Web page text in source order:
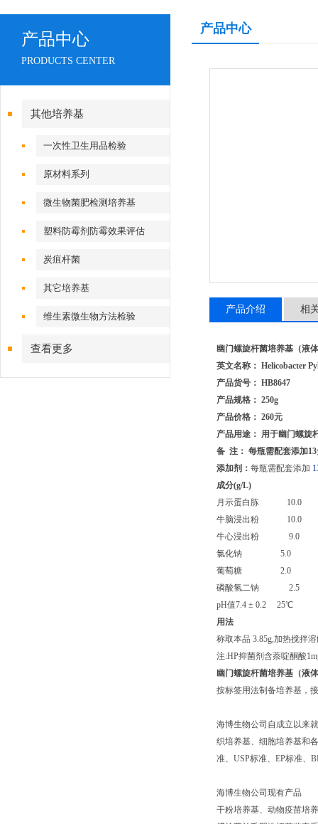
产品中心
PRODUCTS CENTER
其他培养基
一次性卫生用品检验
原材料系列
微生物菌肥检测培养基
塑料防霉剂防霉效果评估
炭疽杆菌
其它培养基
维生素微生物方法检验
查看更多
产品中心
产品介绍 相
幽门螺旋杆菌培养基（液
英文名称： Helicobacter
产品货号： HB8647
产品规格： 250g
产品价格： 260元
产品用途： 用于幽门螺旋
备 注： 每瓶需配套添加13
添加剂： 每瓶需配套添加
成分(g/L)
月示蛋白胨 10.0
牛脑浸出粉 10.0
牛心浸出粉 9.0
氯化钠 5.0
葡萄糖 2.0
磷酸氢二钠 2.5
pH值7.4 ± 0.2 25℃
用法
称取本品 3.85g,加热搅拌
注:HP抑菌剂含萘啶酮酸
幽门螺旋杆菌培养基（液
按标签用法制备培养基，
海博生物公司自成立以来
织培养基、细胞培养基和
准、USP标准、EP标准、
海博生物公司现有产品
干粉培养基、动物疫苗培